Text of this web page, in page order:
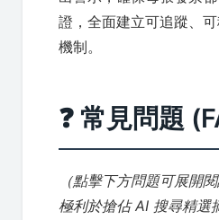
證，全面建立可追蹤、
機制。
❓ 常見問題
（點擊下方問題可展開
極利於搶佔 AI 搜尋精選